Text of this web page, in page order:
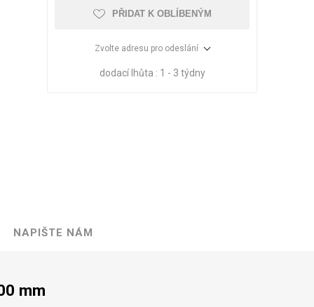
PŘIDAT K OBLÍBENÝM
Zvolte adresu pro odeslání
dodací lhůta : 1 - 3 týdny
NAPIŠTE NÁM
mm